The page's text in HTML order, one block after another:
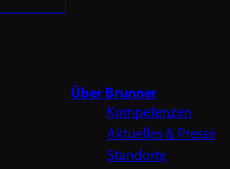
Über Brunner
Kompetenzen
Aktuelles & Presse
Standorte